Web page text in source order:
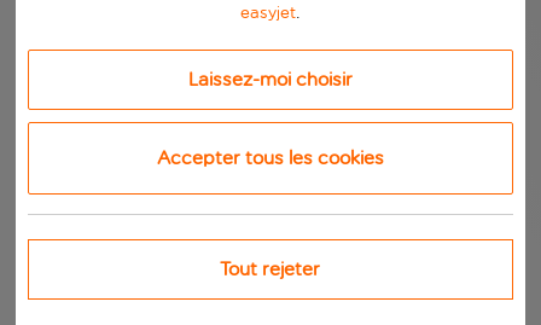
easyjet.
Laissez-moi choisir
Accepter tous les cookies
Tout rejeter